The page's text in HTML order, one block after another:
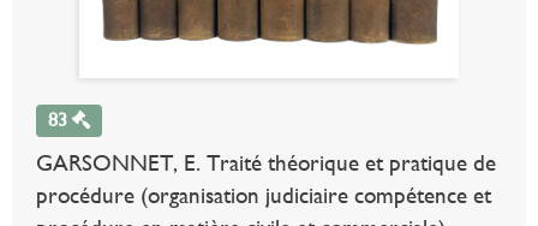
83
GARSONNET, E. Traité théorique et pratique de
procédure (organisation judiciaire compétence et